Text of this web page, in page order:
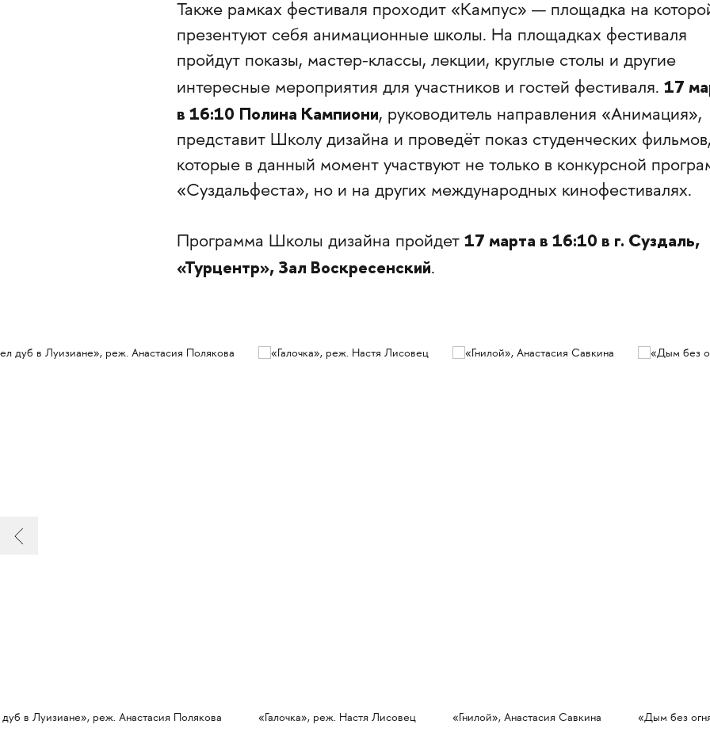
Также рамках фестиваля проходит «Кампус» — площадка на
презентуют себя анимационные школы. На площадках фестиваля
пройдут показы, мастер-классы, лекции, круглые столы и другие
интересные мероприятия для участников и гостей фестиваля. 17
в 16:10 Полина Кампиони, руководитель направления «Анимация»,
представит Школу дизайна и проведёт показ студенческих фильмов,
которые в данный момент участвуют не только в конкурсной
«Суздальфеста», но и на других международных кинофестивалях.
Программа Школы дизайна пройдет 17 марта в 16:10 в г. Суздаль,
«Турцентр», Зал Воскресенский.
в Луизиане», реж. Анастасия Полякова «Галочка», реж. Настя Лисовец «Гнилой», Анастасия Савкина «Дым без